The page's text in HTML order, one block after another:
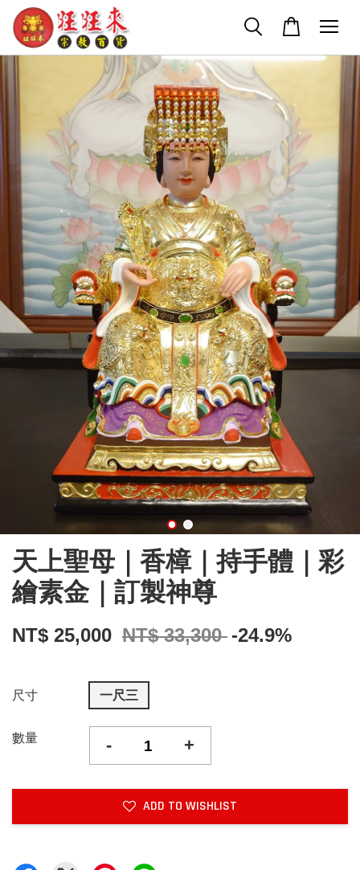
天上聖母｜香樟｜持手體｜彩
繪素金｜訂製神尊
NT$ 25,000 NT$ 33,300 -24.9%
尺寸 一尺三
數量 - +
ADD TO WISHLIST